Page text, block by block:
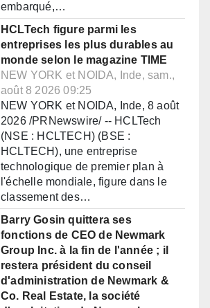
embarqué,…
HCLTech figure parmi les
entreprises les plus durables au
monde selon le magazine TIME
NEW YORK et NOIDA, Inde, sam.,
août 8 2026 09:25
NEW YORK et NOIDA, Inde, 8 août
2026 /PRNewswire/ -- HCLTech
(NSE : HCLTECH) (BSE :
HCLTECH), une entreprise
technologique de premier plan à
l'échelle mondiale, figure dans le
classement des…
Barry Gosin quittera ses
fonctions de CEO de Newmark
Group Inc. à la fin de l'année ; il
restera président du conseil
d'administration de Newmark &
Co. Real Estate, la société